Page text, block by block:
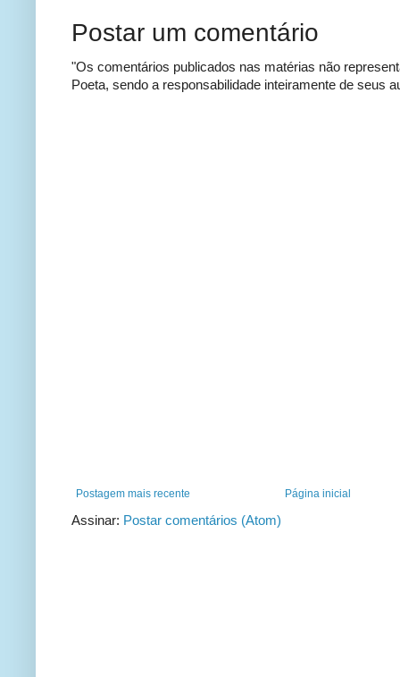
Postar um comentário
"Os comentários publicados nas matérias não
Poeta, sendo a responsabilidade inteiramente de seus
Postagem mais recente Página inicial
Assinar: Postar comentários (Atom)